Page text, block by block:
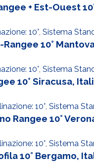
+ Est-Ouest
10°, Sistema
10°
10°, Sistema
10° Siracusa,
10°, Sistema
Rangee 10°
10°, Sistema
10° Bergamo,